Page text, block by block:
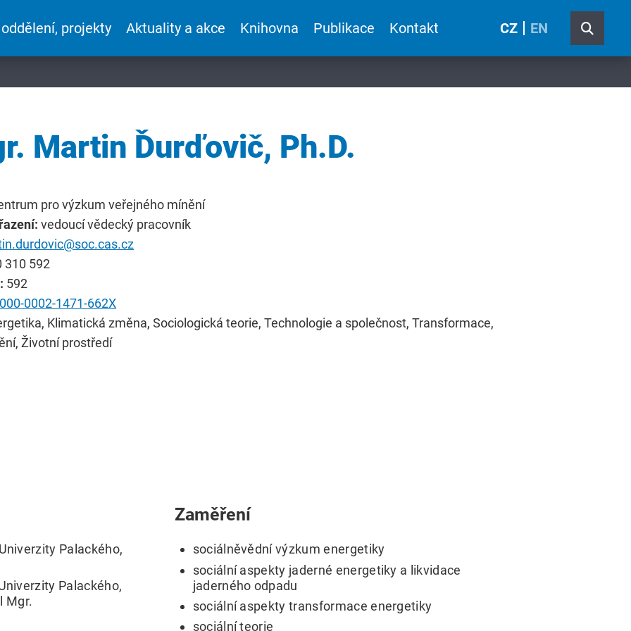
projekty Aktuality a akce Knihovna Publikace Kontakt CZ EN
Martin Ďurďovič, Ph.D.
pro výzkum veřejného mínění
vedoucí vědecký pracovník
310 592
592
0002-1471-662X
Klimatická změna, Sociologická teorie, Technologie a společnost, Transformace,
Životní prostředí
Palackého,
Palackého,
Mgr.
Zaměření
sociálněvědní výzkum energetiky
sociální aspekty jaderné energetiky a likvidace
jaderného odpadu
sociální aspekty transformace energetiky
sociální teorie